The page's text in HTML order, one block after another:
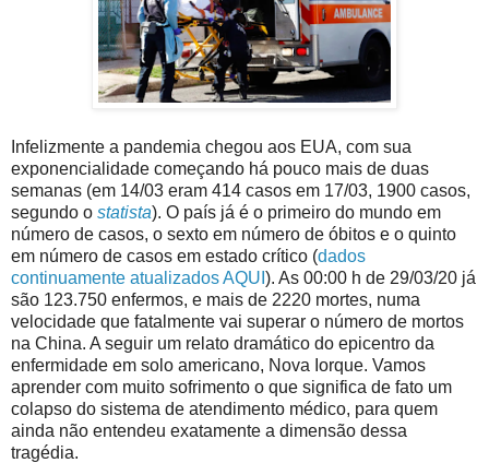
Infelizmente a pandemia chegou aos EUA, com sua
exponencialidade começando há pouco mais de duas
semanas (em 14/03 eram 414 casos em 17/03, 1900 casos,
segundo o statista). O país já é o primeiro do mundo em
número de casos, o sexto em número de óbitos e o quinto
em número de casos em estado crítico (dados
continuamente atualizados AQUI ). As 00:00 h de 29/03/20 já
são 123.750 enfermos, e mais de 2220 mortes, numa
velocidade que fatalmente vai superar o número de mortos
na China. A seguir um relato dramático do epicentro da
enfermidade em solo americano, Nova Iorque. Vamos
aprender com muito sofrimento o que significa de fato um
colapso do sistema de atendimento médico, para quem
ainda não entendeu exatamente a dimensão dessa
tragédia.